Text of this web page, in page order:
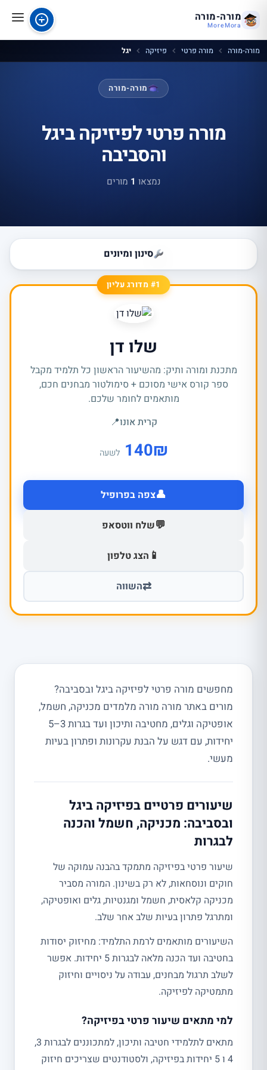
מורה-מורה
MoreMora
מורה-מורה מורה פרטי פיזיקה יגל
מורה-מורה
מורה פרטי לפיזיקה ביגל
והסביבה
נמצאו 1 מורים
סינון ומיונים
#1 מדורג עליון
שלו דן
מתכנת ומורה ותיק: מהשיעור הראשון כל תלמיד מקבל
ספר קורס אישי מסוכם + סימולטור מבחנים חכם,
מותאמים לחומר שלכם.
קרית אונו📍
₪
140 לשעה
👤צפה בפרופיל
💬שלח ווטסאפ
📱 הצג טלפון
⇄השווה
מחפשים מורה פרטי לפיזיקה ביגל ובסביבה?
מורים באתר מורה מורה מלמדים מכניקה, חשמל,
אופטיקה וגלים, מחטיבה ותיכון ועד בגרות 3–5
יחידות, עם דגש על הבנת עקרונות ופתרון בעיות
מעשי.
שיעורים פרטיים בפיזיקה ביגל
ובסביבה: מכניקה, חשמל והכנה
לבגרות
שיעור פרטי בפיזיקה מתמקד בהבנה עמוקה של
חוקים ונוסחאות, לא רק בשינון. המורה מסביר
מכניקה קלאסית, חשמל ומגנטיות, גלים ואופטיקה,
ומתרגל פתרון בעיות שלב אחר שלב.
השיעורים מותאמים לרמת התלמיד: מחיזוק יסודות
בחטיבה ועד הכנה מלאה לבגרות 5 יחידות. אפשר
לשלב תרגול מבחנים, עבודה על ניסויים וחיזוק
מתמטיקה לפיזיקה.
למי מתאים שיעור פרטי בפיזיקה?
מתאים לתלמידי חטיבה ותיכון, למתכוננים לבגרות 3,
4 ו 5 יחידות בפיזיקה, ולסטודנטים שצריכים חיזוק